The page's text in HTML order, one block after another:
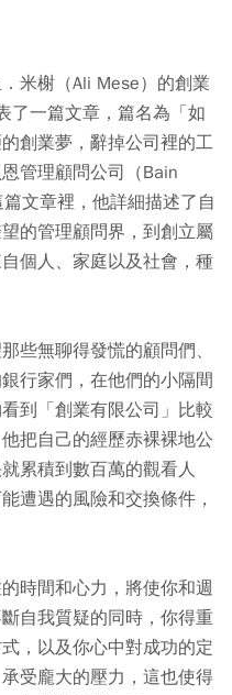
米榭（Ali Mese）的創業
了一篇文章，篇名為「如
創業夢，辭掉公司裡的工
管理顧問公司（Bain
文章裡，他詳細描述了自
的管理顧問界，到創立屬
個人、家庭以及社會，種
些無聊得發慌的顧問們、
行家們，在他們的小隔間
到「創業有限公司」比較
把自己的經歷赤裸裸地公
累積到數百萬的觀看人
遭遇的風險和交換條件，
時間和心力，將使你和週
自我質疑的同時，你得重
，以及你心中對成功的定
受龐大的壓力，這也使得